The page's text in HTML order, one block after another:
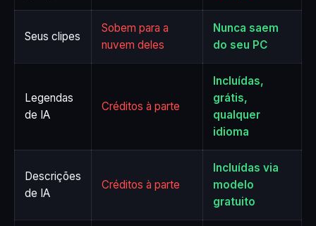
Seus clipes
Sobem para a
nuvem deles
Nunca saem
do seu PC
Legendas
de IA
Créditos à parte
Incluídas,
grátis,
qualquer
idioma
Descrições
de IA
Créditos à parte
Incluídas via
modelo
gratuito